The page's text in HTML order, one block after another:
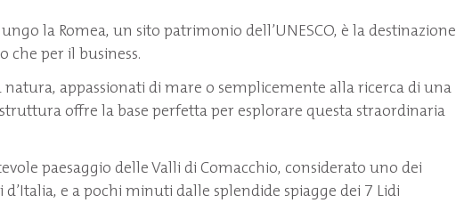
la Romea, un sito patrimonio dell’UNESCO, è la destinazione
che per il business.
natura, appassionati di mare o semplicemente alla ricerca di una
offre la base perfetta per esplorare questa straordinaria
paesaggio delle Valli di Comacchio, considerato uno dei
e a pochi minuti dalle splendide spiagge dei 7 Lidi